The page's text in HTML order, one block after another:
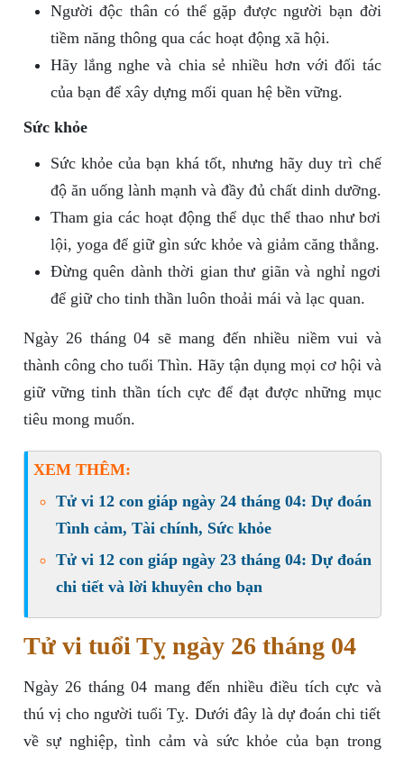
Người độc thân có thể gặp được người bạn đời
tiềm năng thông qua các hoạt động xã hội.
Hãy lắng nghe và chia sẻ nhiều hơn với đối tác
của bạn để xây dựng mối quan hệ bền vững.
Sức khỏe
Sức khỏe của bạn khá tốt, nhưng hãy duy trì chế
độ ăn uống lành mạnh và đầy đủ chất dinh dưỡng.
Tham gia các hoạt động thể dục thể thao như bơi
lội, yoga để giữ gìn sức khỏe và giảm căng thẳng.
Đừng quên dành thời gian thư giãn và nghỉ ngơi
để giữ cho tinh thần luôn thoải mái và lạc quan.
Ngày 26 tháng 04 sẽ mang đến nhiều niềm vui và
thành công cho tuổi Thìn. Hãy tận dụng mọi cơ hội và
giữ vững tinh thần tích cực để đạt được những mục
tiêu mong muốn.
XEM THÊM:
Tử vi 12 con giáp ngày 24 tháng 04: Dự đoán
Tình cảm, Tài chính, Sức khỏe
Tử vi 12 con giáp ngày 23 tháng 04: Dự đoán
chi tiết và lời khuyên cho bạn
Tử vi tuổi Tỵ ngày 26 tháng 04
Ngày 26 tháng 04 mang đến nhiều điều tích cực và
thú vị cho người tuổi Tỵ. Dưới đây là dự đoán chi tiết
về sự nghiệp, tình cảm và sức khỏe của bạn trong